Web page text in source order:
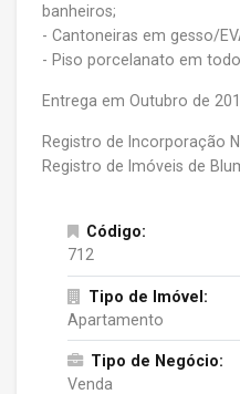
banheiros;
- Cantoneiras em gesso/
- Piso porcelanato em
Entrega em Outubro de
Registro de Incorporação
Registro de Imóveis de
Código:
712
Tipo de Imóvel:
Apartamento
Tipo de Negócio:
Venda